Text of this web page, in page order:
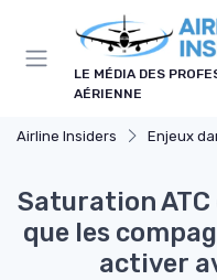
LE MÉDIA DES
AÉRIENNE
Airline Insiders Enjeux dans
Saturation ATC
que les
activer
Panneau de gestion des